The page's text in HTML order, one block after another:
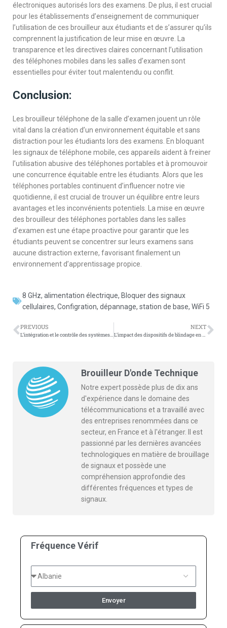
électroniques autorisés lors des examens. De plus, il est crucial
pour les établissements d’enseignement de communiquer
l’utilisation de ces brouilleur aux étudiants et de s’assurer qu’ils
comprennent la justification de leur mise en œuvre. La
transparence et les directives claires concernant l’utilisation
des téléphones mobiles dans les salles d’examen sont
essentielles pour éviter tout malentendu ou conflit.
Conclusion:
Les brouilleur téléphone de la salle d’examen jouent un rôle
vital dans la création d’un environnement équitable et sans
distraction pour les étudiants lors des examens. En bloquant
les signaux de téléphone mobile, ces appareils aident à freiner
l’utilisation abusive des téléphones portables et à promouvoir
une concurrence équitable entre les étudiants. Alors que les
téléphones portables continuent d’influencer notre vie
quotidienne, il est crucial de trouver un équilibre entre leurs
avantages et les inconvénients potentiels. La mise en œuvre
des brouilleur des téléphones portables dans les salles
d’examen est une étape proactive pour garantir que les
étudiants peuvent se concentrer sur leurs examens sans
aucune distraction externe, favorisant finalement un
environnement d’apprentissage propice.
8 GHz, alimentation électrique, Bloquer des signaux
cellulaires, Configration, dépannage, station de base, WiFi 5
PREVIOUS NEXT
Brouilleur D'onde Technique
Notre expert possède plus de dix ans
d'expérience dans le domaine des
télécommunications et a travaillé avec
des entreprises renommées dans ce
secteur, en France et à l'étranger. Il est
passionné par les dernières avancées
technologiques en matière de brouillage
de signaux et possède une
compréhension approfondie des
différentes fréquences et types de
signaux.
Fréquence Vérif
Envoyer